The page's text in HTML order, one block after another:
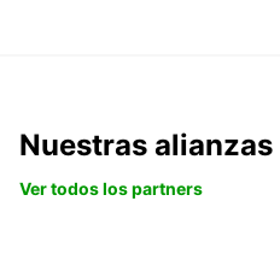
Nuestras alianzas
Ver todos los partners